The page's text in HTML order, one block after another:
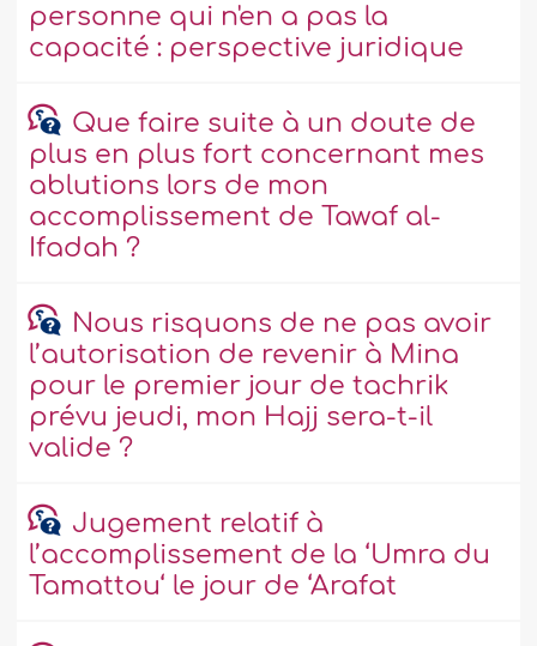
personne qui n'en a pas la
capacité : perspective juridique
Que faire suite à un doute de
plus en plus fort concernant mes
ablutions lors de mon
accomplissement de Tawaf al-
Ifadah ?
Nous risquons de ne pas avoir
l’autorisation de revenir à Mina
pour le premier jour de tachrik
prévu jeudi, mon Hajj sera-t-il
valide ?
Jugement relatif à
l’accomplissement de la ‘Umra du
Tamattou‘ le jour de ‘Arafat